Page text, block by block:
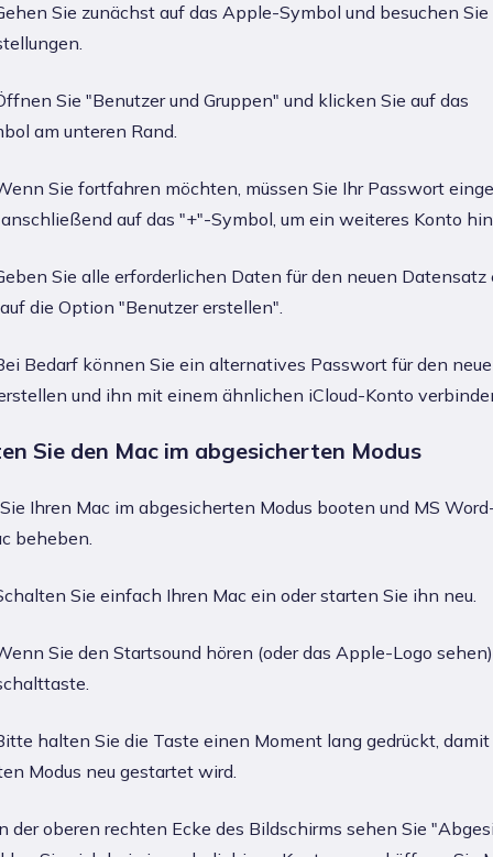
Sie zunächst auf das Apple-Symbol und besuchen Sie
Sie "Benutzer und Gruppen" und klicken Sie auf das
am unteren Rand.
Sie fortfahren möchten, müssen Sie Ihr Passwort
auf das "+"-Symbol, um ein weiteres Konto
Sie alle erforderlichen Daten für den neuen Datensatz
die Option "Benutzer erstellen".
Bedarf können Sie ein alternatives Passwort für den
und ihn mit einem ähnlichen iCloud-Konto
Sie den Mac im abgesicherten Modus
Ihren Mac im abgesicherten Modus booten und MS
beheben.
Sie einfach Ihren Mac ein oder starten Sie ihn neu.
Sie den Startsound hören (oder das Apple-Logo
halten Sie die Taste einen Moment lang gedrückt, damit
Modus neu gestartet wird.
der oberen rechten Ecke des Bildschirms sehen Sie